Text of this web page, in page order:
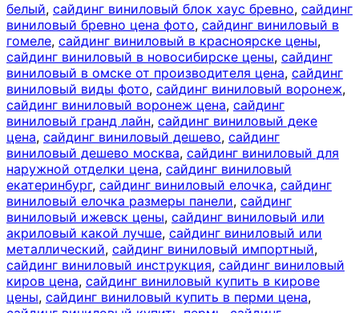
белый, сайдинг виниловый блок хаус бревно, сайдинг
виниловый бревно цена фото, сайдинг виниловый в
гомеле, сайдинг виниловый в красноярске цены,
сайдинг виниловый в новосибирске цены, сайдинг
виниловый в омске от производителя цена, сайдинг
виниловый виды фото, сайдинг виниловый воронеж,
сайдинг виниловый воронеж цена, сайдинг
виниловый гранд лайн, сайдинг виниловый деке
цена, сайдинг виниловый дешево, сайдинг
виниловый дешево москва, сайдинг виниловый для
наружной отделки цена, сайдинг виниловый
екатеринбург, сайдинг виниловый елочка, сайдинг
виниловый елочка размеры панели, сайдинг
виниловый ижевск цены, сайдинг виниловый или
акриловый какой лучше, сайдинг виниловый или
металлический, сайдинг виниловый импортный,
сайдинг виниловый инструкция, сайдинг виниловый
киров цена, сайдинг виниловый купить в кирове
цены, сайдинг виниловый купить в перми цена,